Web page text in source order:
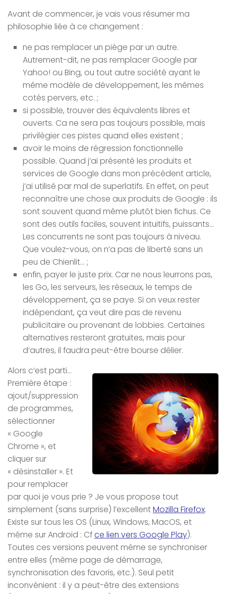
Avant de commencer, je vais vous résumer ma
philosophie liée à ce changement :
ne pas remplacer un piège par un autre.
Autrement-dit, ne pas remplacer Google par
Yahoo! ou Bing, ou tout autre société ayant le
même modèle de développement, les mêmes
cotés pervers, etc. ;
si possible, trouver des équivalents libres et
ouverts. Ca ne sera pas toujours possible, mais
privilégier ces pistes quand elles existent ;
avoir le moins de régression fonctionnelle
possible. Quand j’ai présenté les produits et
services de Google dans mon précédent article,
j’ai utilisé par mal de superlatifs. En effet, on peut
reconnaître une chose aux produits de Google : ils
sont souvent quand même plutôt bien fichus. Ce
sont des outils faciles, souvent intuitifs, puissants…
Les concurrents ne sont pas toujours à niveau.
Que voulez-vous, on n’a pas de liberté sans un
peu de Chienlit… ;
enfin, payer le juste prix. Car ne nous leurrons pas,
les Go, les serveurs, les réseaux, le temps de
développement, ça se paye. Si on veux rester
indépendant, ça veut dire pas de revenu
publicitaire ou provenant de lobbies. Certaines
alternatives resteront gratuites, mais pour
d’autres, il faudra peut-être bourse délier.
Alors c’est parti…
Première étape :
ajout/suppression
de programmes,
sélectionner
« Google
Chrome », et
cliquer sur
« désinstaller ». Et
pour remplacer
par quoi je vous prie ? Je vous propose tout
simplement (sans surprise) l’excellentMozilla Firefox.
Existe sur tous les OS (Linux, Windows, MacOS, et
même sur Android : Cfce lien vers Google Play).
Toutes ces versions peuvent même se synchroniser
entre elles (même page de démarrage,
synchronisation des favoris, etc.). Seul petit
inconvénient : il y a peut-être des extensions